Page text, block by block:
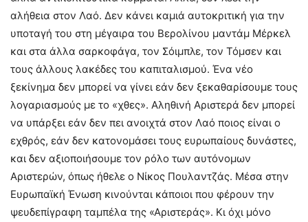
αλήθεια στον Λαό. Δεν κάνει καμιά αυτοκριτική για την
υποταγή του στη μέγαιρα του Βερολίνου μαντάμ Μέρκελ
και στα άλλα σαρκοφάγα, τον Σόιμπλε, τον Τόμσεν και
τους άλλους λακέδες του καπιταλισμού. Ένα νέο
ξεκίνημα δεν μπορεί να γίνει εάν δεν ξεκαθαρίσουμε τους
λογαριασμούς με το «χθες». Αληθινή Αριστερά δεν μπορεί
να υπάρξει εάν δεν πει ανοιχτά στον Λαό ποιος είναι ο
εχθρός, εάν δεν κατονομάσει τους ευρωπαίους δυνάστες,
και δεν αξιοποιήσουμε τον ρόλο των αυτόνομων
Αριστερών, όπως ήθελε ο Νίκος Πουλαντζάς. Μέσα στην
Ευρωπαϊκή Ένωση κινούνται κάποιοι που φέρουν την
ψευδεπίγραφη ταμπέλα της «Αριστεράς». Κι όχι μόνο